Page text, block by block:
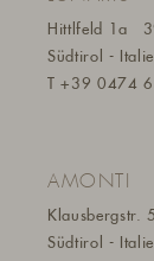
AMONTI
Klausbergstr.
Südtirol -
Hittlfeld 1a
Südtirol -
T+39 0474